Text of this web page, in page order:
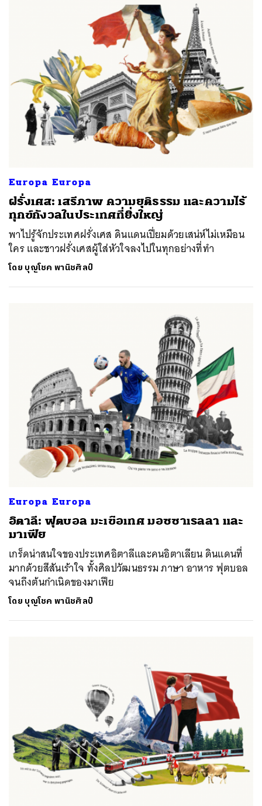
Europa Europa
ฝรั่งเศส: เสรีภาพ ความยุติธรรม และความไร้
ทุกข์กังวลในประเทศที่ยิ่งใหญ่
พาไปรู้จักประเทศฝรั่งเศส ดินแดนเปี่ยมด้วยเสน่ห์ไม่เหมือน
ใคร และชาวฝรั่งเศสผู้ใส่หัวใจลงไปในทุกอย่างที่ทำ
โดย บุญโชค พานิชศิลป์
Europa Europa
อิตาลี: ฟุตบอล มะเขือเทศ มอซซาเรลลา และ
มาเฟีย
เกร็ดน่าสนใจของประเทศอิตาลีและคนอิตาเลียน ดินแดนที่
มากด้วยสีสันเร้าใจ ทั้งศิลปวัฒนธรรม ภาษา อาหาร ฟุตบอล
จนถึงต้นกำเนิดของมาเฟีย
โดย บุญโชค พานิชศิลป์